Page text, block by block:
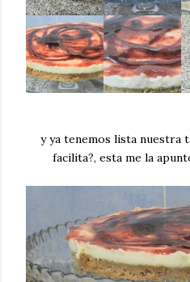
y ya tenemos lista nuestra
facilita?, esta me la